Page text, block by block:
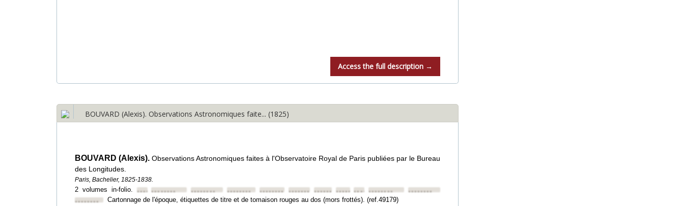
Access the full description →
BOUVARD (Alexis). Observations Astronomiques faite... (1825)
BOUVARD (Alexis). Observations Astronomiques faites à l'Observatoire Royal de Paris publiées par le Bureau
des Longitudes.
Paris, Bachelier, 1825-1838.
2 volumes in-folio. •••••••••••••••• •••••••• •••••••• •••••••• •••••••• ••••••••••••••••••••••••••••••••
••••••••
••••••••
Cartonnage de l'époque, étiquettes de titre et de tomaison rouges au dos (mors frottés). (ref.49179)